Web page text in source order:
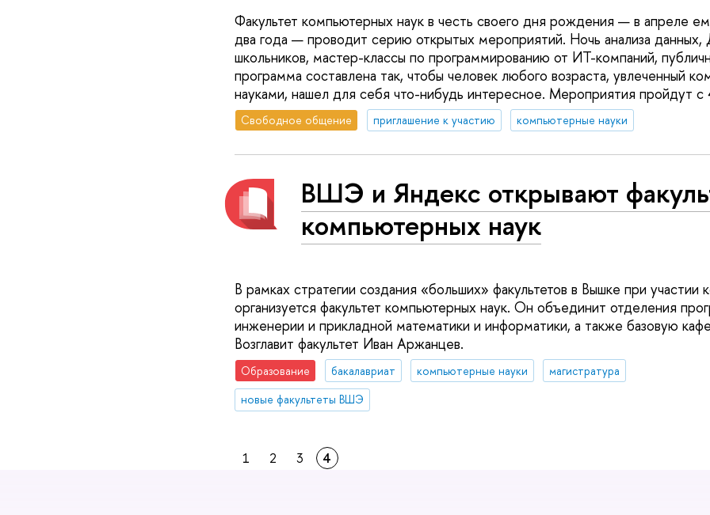
Факультет компьютерных наук в честь своего дня рождения — в апреле
два года — проводит серию открытых мероприятий. Ночь анализа
школьников, мастер-классы по программированию от ИТ-компаний,
программа составлена так, чтобы человек любого возраста, увлеченный
науками, нашел для себя что-нибудь интересное. Мероприятия пройдут
Свободное общение приглашение к участию компьютерные науки
ВШЭ и Яндекс открывают
компьютерных наук
В рамках стратегии создания «больших» факультетов в Вышке при участии
организуется факультет компьютерных наук. Он объединит отделения
инженерии и прикладной математики и информатики, а также базовую
Возглавит факультет Иван Аржанцев.
Образование бакалавриат компьютерные науки
магистратура
новые факультеты ВШЭ
1 2 3 4